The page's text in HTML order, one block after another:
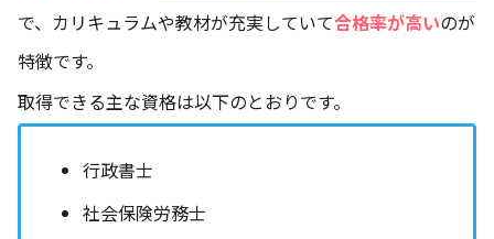
で、カリキュラムや教材が充実していて合格率が高いのが
特徴です。
取得できる主な資格は以下のとおりです。
行政書士
社会保険労務士